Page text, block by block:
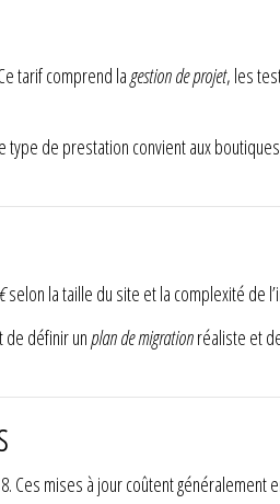
tarif comprend lagestion de projet, les
type de prestation convient aux
selon la taille du site et la complexité de
définir unplan de migrationréaliste et
Ces mises à jour coûtent généralement